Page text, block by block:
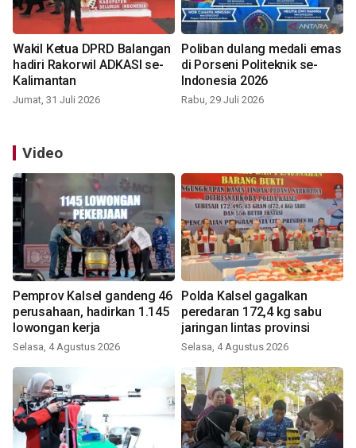
Wakil Ketua DPRD Balangan
hadiri Rakorwil ADKASI se-
Kalimantan
Jumat, 31 Juli 2026
Poliban dulang medali emas
di Porseni Politeknik se-
Indonesia 2026
Rabu, 29 Juli 2026
Video
Pemprov Kalsel gandeng 46
perusahaan, hadirkan 1.145
lowongan kerja
Selasa, 4 Agustus 2026
Polda Kalsel gagalkan
peredaran 172,4 kg sabu
jaringan lintas provinsi
Selasa, 4 Agustus 2026